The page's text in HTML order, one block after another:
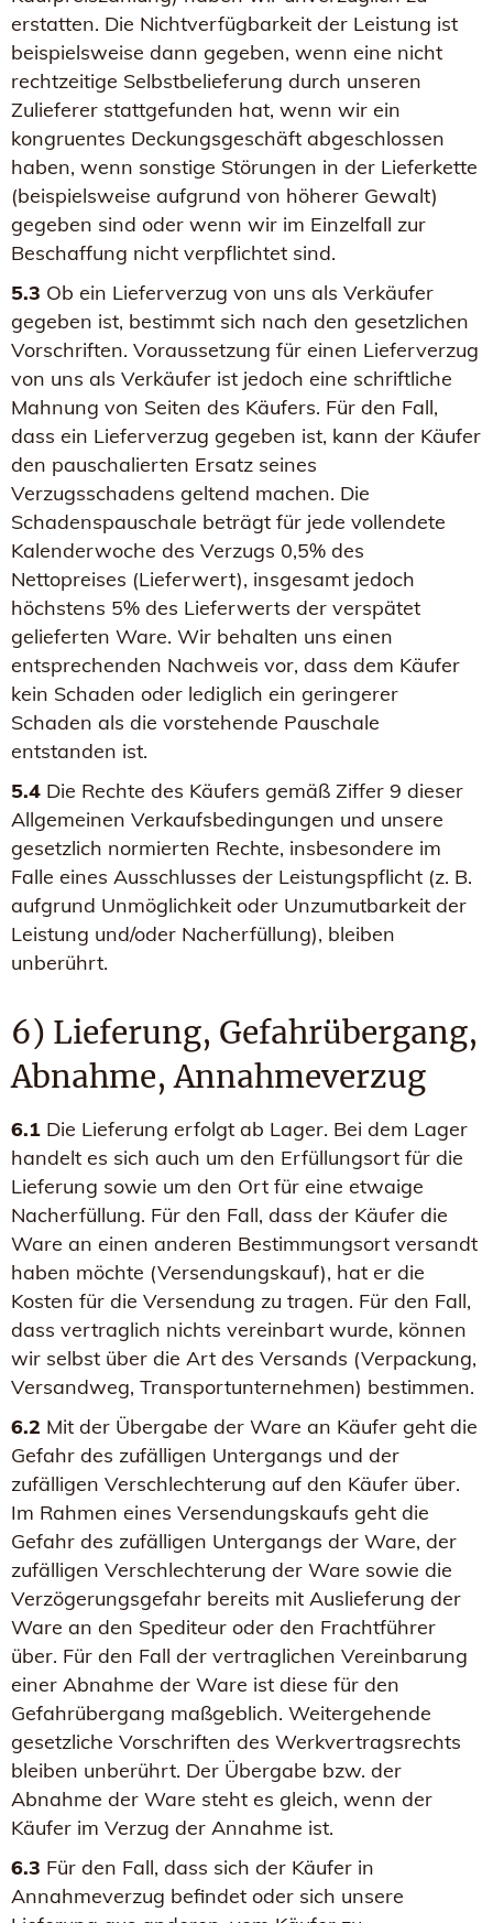
erstatten. Die Nichtverfügbarkeit der Leistung ist
beispielsweise dann gegeben, wenn eine nicht
rechtzeitige Selbstbelieferung durch unseren
Zulieferer stattgefunden hat, wenn wir ein
kongruentes Deckungsgeschäft abgeschlossen
haben, wenn sonstige Störungen in der Lieferkette
(beispielsweise aufgrund von höherer Gewalt)
gegeben sind oder wenn wir im Einzelfall zur
Beschaffung nicht verpflichtet sind.
5.3 Ob ein Lieferverzug von uns als Verkäufer
gegeben ist, bestimmt sich nach den gesetzlichen
Vorschriften. Voraussetzung für einen Lieferverzug
von uns als Verkäufer ist jedoch eine schriftliche
Mahnung von Seiten des Käufers. Für den Fall,
dass ein Lieferverzug gegeben ist, kann der Käufer
den pauschalierten Ersatz seines
Verzugsschadens geltend machen. Die
Schadenspauschale beträgt für jede vollendete
Kalenderwoche des Verzugs 0,5% des
Nettopreises (Lieferwert), insgesamt jedoch
höchstens 5% des Lieferwerts der verspätet
gelieferten Ware. Wir behalten uns einen
entsprechenden Nachweis vor, dass dem Käufer
kein Schaden oder lediglich ein geringerer
Schaden als die vorstehende Pauschale
entstanden ist.
5.4 Die Rechte des Käufers gemäß Ziffer 9 dieser
Allgemeinen Verkaufsbedingungen und unsere
gesetzlich normierten Rechte, insbesondere im
Falle eines Ausschlusses der Leistungspflicht (z. B.
aufgrund Unmöglichkeit oder Unzumutbarkeit der
Leistung und/oder Nacherfüllung), bleiben
unberührt.
6) Lieferung, Gefahrübergang,
Abnahme, Annahmeverzug
6.1 Die Lieferung erfolgt ab Lager. Bei dem Lager
handelt es sich auch um den Erfüllungsort für die
Lieferung sowie um den Ort für eine etwaige
Nacherfüllung. Für den Fall, dass der Käufer die
Ware an einen anderen Bestimmungsort versandt
haben möchte (Versendungskauf), hat er die
Kosten für die Versendung zu tragen. Für den Fall,
dass vertraglich nichts vereinbart wurde, können
wir selbst über die Art des Versands (Verpackung,
Versandweg, Transportunternehmen) bestimmen.
6.2 Mit der Übergabe der Ware an Käufer geht die
Gefahr des zufälligen Untergangs und der
zufälligen Verschlechterung auf den Käufer über.
Im Rahmen eines Versendungskaufs geht die
Gefahr des zufälligen Untergangs der Ware, der
zufälligen Verschlechterung der Ware sowie die
Verzögerungsgefahr bereits mit Auslieferung der
Ware an den Spediteur oder den Frachtführer
über. Für den Fall der vertraglichen Vereinbarung
einer Abnahme der Ware ist diese für den
Gefahrübergang maßgeblich. Weitergehende
gesetzliche Vorschriften des Werkvertragsrechts
bleiben unberührt. Der Übergabe bzw. der
Abnahme der Ware steht es gleich, wenn der
Käufer im Verzug der Annahme ist.
6.3 Für den Fall, dass sich der Käufer in
Annahmeverzug befindet oder sich unsere